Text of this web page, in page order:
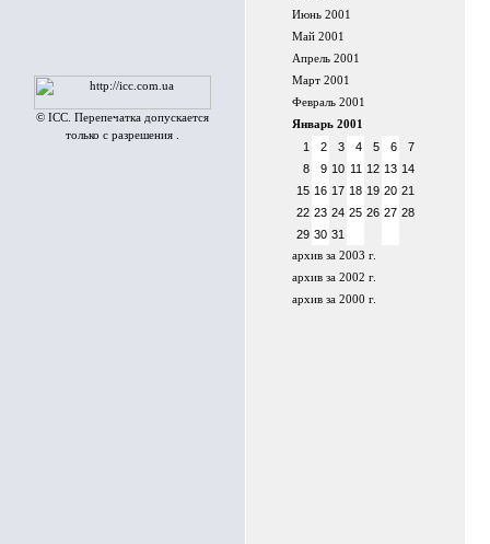
© ICC. Перепечатка допускается
только с разрешения .
Июнь 2001
Май 2001
Апрель 2001
Март 2001
Февраль 2001
Январь 2001
1 2 3 4 5 6
7
8
9 10 11 12 13 14
15 16 17 18 19 20 21
22 23 24 25 26 27 28
29 30 31
архив за 2003 г.
архив за 2002 г.
архив за 2000 г.